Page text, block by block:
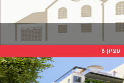
עציון 8